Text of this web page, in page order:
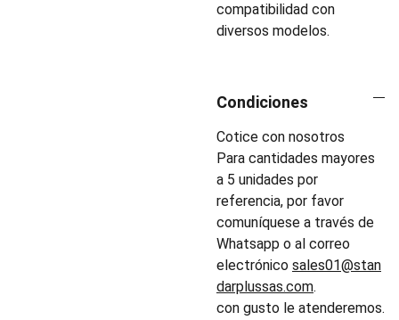
compatibilidad con
diversos modelos.
Condiciones
Cotice con nosotros
Para cantidades mayores
a 5 unidades por
referencia, por favor
comuníquese a través de
Whatsapp o al correo
electrónico sales01@stan
darplussas.com.
con gusto le atenderemos.